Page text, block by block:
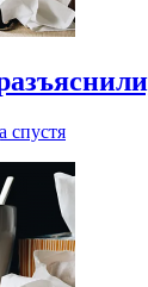
спустя